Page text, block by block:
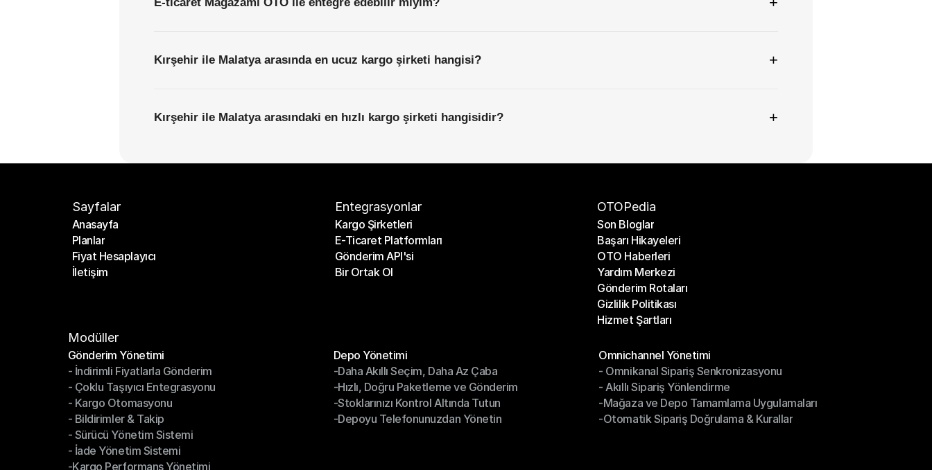
Kırşehir ile Malatya arasında en ucuz kargo şirketi hangisi? +
Kırşehir ile Malatya arasındaki en hızlı kargo şirketi hangisidir? +
Sayfalar
Anasayfa
Anasayfa
Planlar
Planlar
Fiyat Hesaplayıcı
Fiyat Hesaplayıcı
İletişim
Entegrasyonlar
Kargo Şirketleri
Kargo Şirketleri
E-Ticaret Platformları
E-Ticaret Platformları
Gönderim API'si
Gönderim API'si
Bir Ortak Ol
OTOPedia
Son Bloglar
Son Bloglar
Başarı Hikayeleri
Başarı Hikayeleri
OTO Haberleri
OTO Haberleri
Yardım Merkezi
Yardım Merkezi
Gönderim Rotaları
Gönderim Rotaları
Gizlilik Politikası
Gizlilik Politikası
Hizmet Şartları
Modüller
Gönderim Yönetimi
Gönderim Yönetimi
- İndirimli Fiyatlarla Gönderim
- İndirimli Fiyatlarla Gönderim
- Çoklu Taşıyıcı Entegrasyonu
- Çoklu Taşıyıcı Entegrasyonu
- Kargo Otomasyonu
- Kargo Otomasyonu
- Bildirimler & Takip
- Bildirimler & Takip
- Sürücü Yönetim Sistemi
- Sürücü Yönetim Sistemi
- İade Yönetim Sistemi
- İade Yönetim Sistemi
-Kargo Performans Yönetimi
Depo Yönetimi
Depo Yönetimi
-Daha Akıllı Seçim, Daha Az Çaba
-Daha Akıllı Seçim, Daha Az Çaba
-Hızlı, Doğru Paketleme ve Gönderim
-Hızlı, Doğru Paketleme ve Gönderim
-Stoklarınızı Kontrol Altında Tutun
-Stoklarınızı Kontrol Altında Tutun
-Depoyu Telefonunuzdan Yönetin
Omnichannel Yönetimi
Omnichannel Yönetimi
- Omnikanal Sipariş Senkronizasyonu
- Omnikanal Sipariş Senkronizasyonu
- Akıllı Sipariş Yönlendirme
- Akıllı Sipariş Yönlendirme
-Mağaza ve Depo Tamamlama Uygulamaları
-Mağaza ve Depo Tamamlama Uygulamaları
-Otomatik Sipariş Doğrulama & Kurallar